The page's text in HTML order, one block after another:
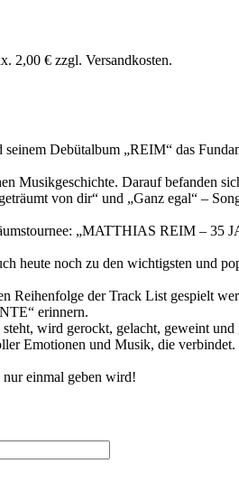
2,00 € zzgl. Versandkosten.
seinem Debütalbum „REIM“ das
Musikgeschichte. Darauf befanden
von dir“ und „Ganz egal“ –
„MATTHIAS REIM – 35
heute noch zu den wichtigsten und
Reihenfolge der Track List gespielt
erinnern.
wird gerockt, gelacht, geweint
Emotionen und Musik, die verbindet.
nur einmal geben wird!